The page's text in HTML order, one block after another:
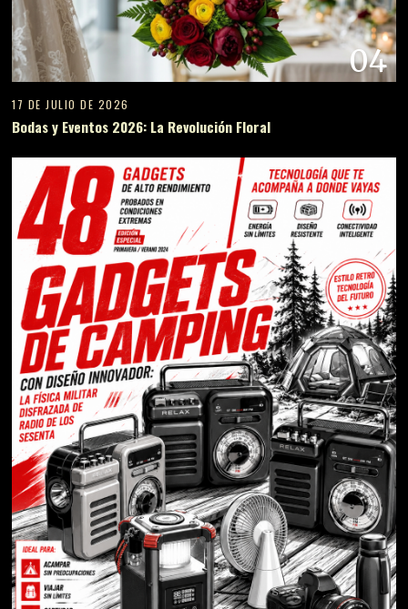
04
17 DE JULIO DE 2026
Bodas y Eventos 2026: La Revolución Floral